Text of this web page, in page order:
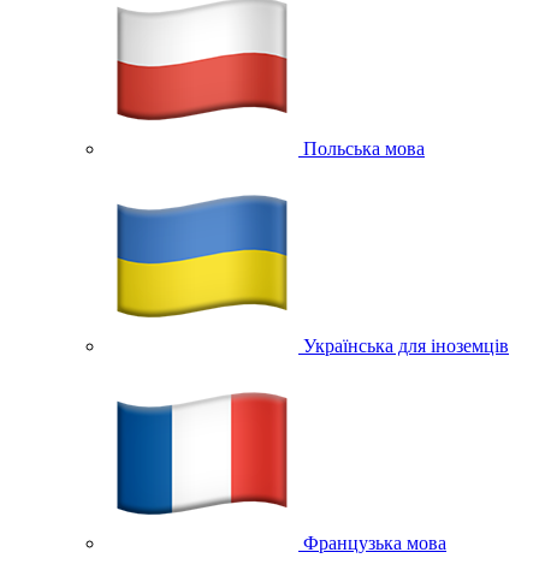
Польська мова
Українська для іноземців
Французька мова